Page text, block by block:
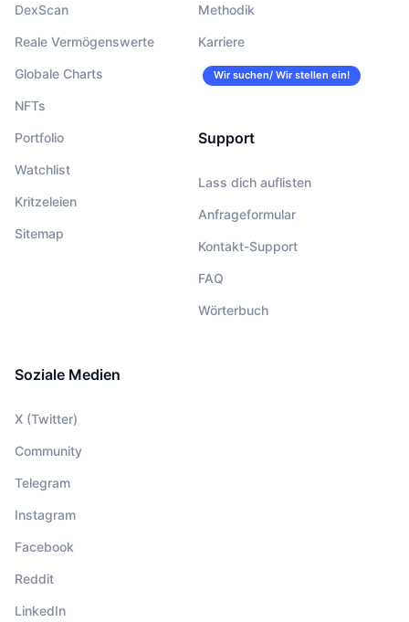
DexScan
Reale Vermögenswerte
Globale Charts
NFTs
Portfolio
Watchlist
Kritzeleien
Sitemap
Methodik
Karriere
Wir suchen/ Wir stellen ein!
Support
Lass dich auflisten
Anfrageformular
Kontakt-Support
FAQ
Wörterbuch
Soziale Medien
X (Twitter)
Community
Telegram
Instagram
Facebook
Reddit
LinkedIn